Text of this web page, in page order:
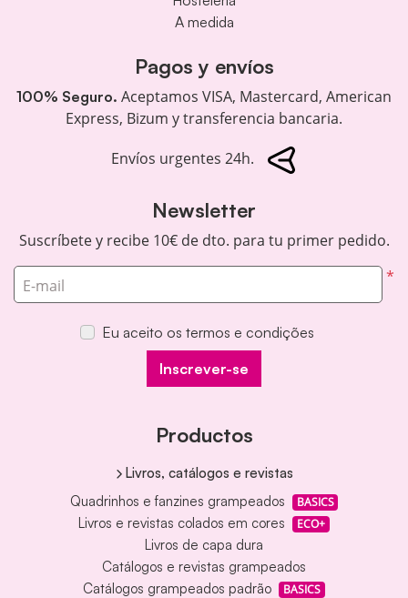
A medida
Pagos y envíos
100% Seguro. Aceptamos VISA, Mastercard, American
Express, Bizum y transferencia bancaria.
Envíos urgentes 24h.
Newsletter
Suscríbete y recibe 10€ de dto. para tu primer pedido.
*
E-mail
Eu aceito os termos e condições
Inscrever-se
Productos
Livros, catálogos e revistas
Quadrinhos e fanzines grampeados
BASICS
Livros e revistas colados em cores ECO+
Livros de capa dura
Catálogos e revistas grampeados
Catálogos grampeados padrão
BASICS